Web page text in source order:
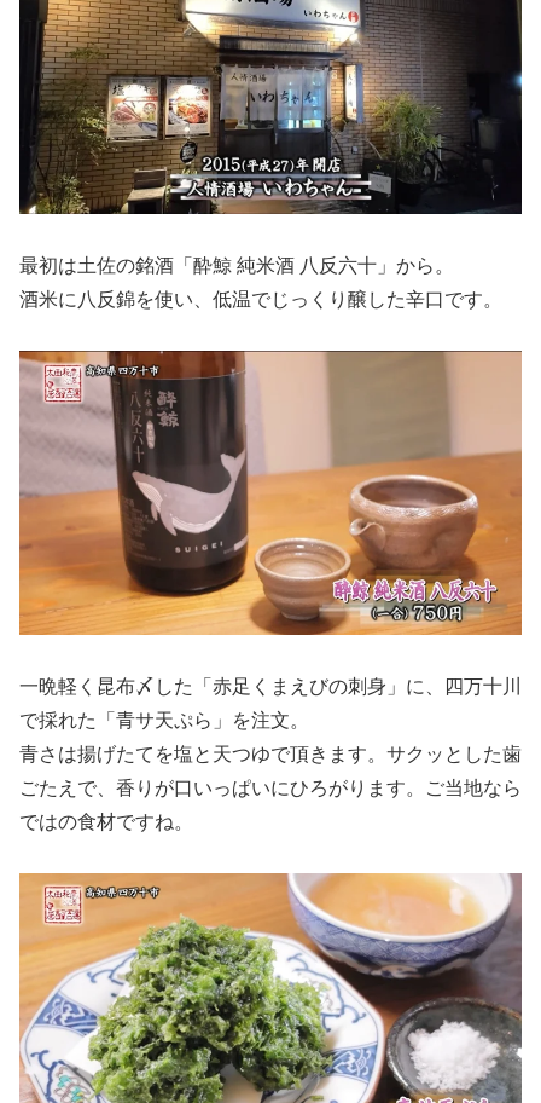
最初は土佐の銘酒「酔鯨 純米酒 八反六十」から。
酒米に八反錦を使い、低温でじっくり醸した辛口です。
一晩軽く昆布〆した「赤足くまえびの刺身」に、四万十川
で採れた「青サ天ぷら」を注文。
青さは揚げたてを塩と天つゆで頂きます。サクッとした歯
ごたえで、香りが口いっぱいにひろがります。ご当地なら
ではの食材ですね。